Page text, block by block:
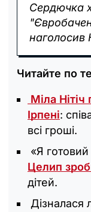
Сердючка
наголосив
Читайте по
Міла
Ірпені:
всі гроші.
«Я
Целип
дітей.
Дізналася